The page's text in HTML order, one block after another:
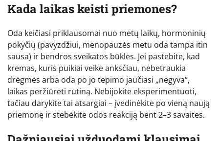
Kada laikas keisti priemones?
Oda keičiasi priklausomai nuo metų laikų, hormoninių
pokyčių (pavyzdžiui, menopauzės metu oda tampa itin
sausa) ir bendros sveikatos būklės. Jei pastebite, kad
kremas, kuris puikiai veikė anksčiau, nebetraukia
drėgmės arba oda po jo tepimo jaučiasi „negyva“,
laikas peržiūrėti rutiną. Nebijokite eksperimentuoti,
tačiau darykite tai atsargiai – įvedinėkite po vieną naują
priemonę ir stebėkite odos reakciją bent 2–3 savaites.